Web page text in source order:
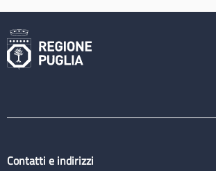
Contatti e indirizzi